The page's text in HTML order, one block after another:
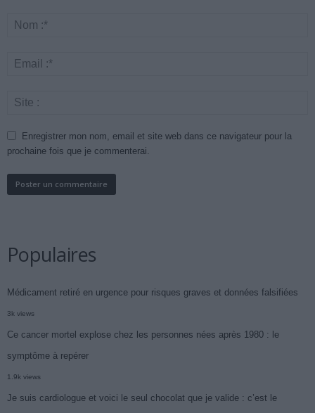
Enregistrer mon nom, email et site web dans ce navigateur pour la
prochaine fois que je commenterai.
Populaires
Médicament retiré en urgence pour risques graves et données falsifiées
3k views
Ce cancer mortel explose chez les personnes nées après 1980 : le
symptôme à repérer
1.9k views
Je suis cardiologue et voici le seul chocolat que je valide : c’est le